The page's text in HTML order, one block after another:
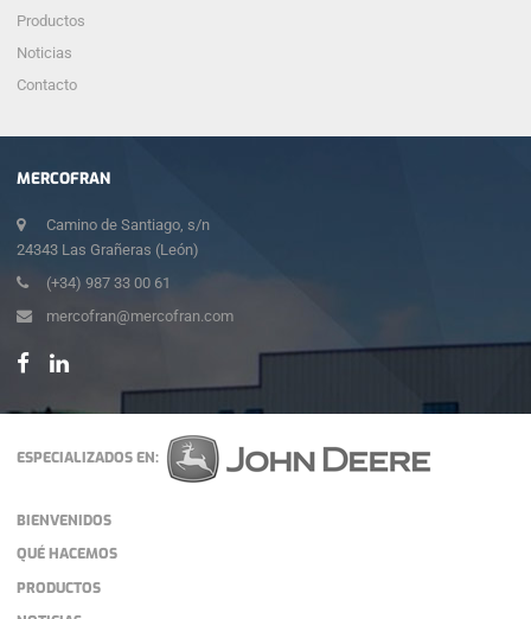
MERCOFRAN
Camino de Santiago, s/n
24343 Las Grañeras (León)
(+34) 987 33 00 61
mercofran@mercofran.com
Productos
Noticias
Contacto
ESPECIALIZADOS EN:
BIENVENIDOS
QUÉ HACEMOS
PRODUCTOS